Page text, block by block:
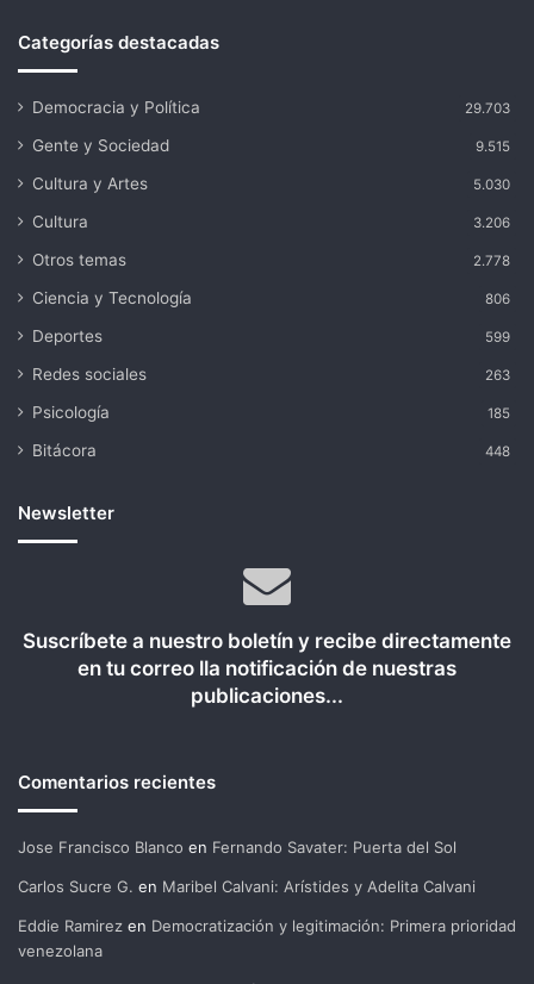
Categorías destacadas
Democracia y Política 29.703
Gente y Sociedad 9.515
Cultura y Artes 5.030
Cultura 3.206
Otros temas 2.778
Ciencia y Tecnología 806
Deportes 599
Redes sociales 263
Psicología 185
Bitácora 448
Newsletter
Suscríbete a nuestro boletín y recibe directamente
en tu correo lla notificación de nuestras
publicaciones...
Comentarios recientes
Jose Francisco Blanco en Fernando Savater: Puerta del Sol
Carlos Sucre G. en Maribel Calvani: Arístides y Adelita Calvani
Eddie Ramirez en Democratización y legitimación: Primera prioridad
venezolana